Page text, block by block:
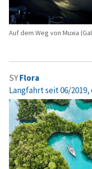
Auf dem Weg von Muxia
SYFlora
Langfahrt seit 06/